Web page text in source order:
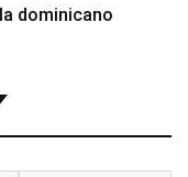
dominicano